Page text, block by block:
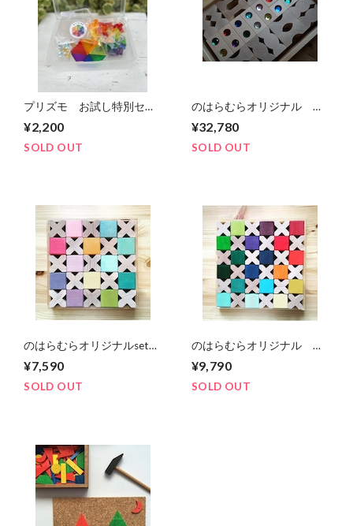
プリズモ お試し特別セッ
¥2,200
SOLD OUT
のはらむらオリジナル デ
¥32,780
SOLD OUT
のはらむらオリジナルset
木セット
¥7,590
SOLD OUT
のはらむらオリジナル グ
木セット 原色カラー
¥9,790
SOLD OUT